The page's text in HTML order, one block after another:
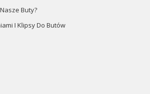
Buty?
I Klipsy Do Butów